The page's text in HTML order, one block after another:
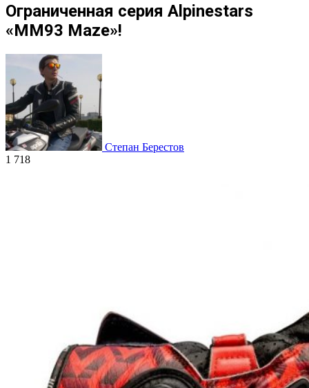
Ограниченная серия Alpinestars
«MM93 Maze»!
Степан Берестов
1 718